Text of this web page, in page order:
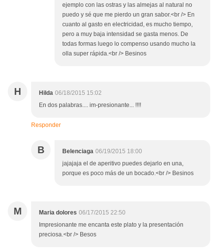
ejemplo con las ostras y las almejas al natural no
puedo y sé que me pierdo un gran sabor.<br /> En
cuanto al gasto en electricidad, es mucho tiempo,
pero a muy baja intensidad se gasta menos. De
todas formas luego lo compenso usando mucho la
olla super rápida.<br /> Besinos
H Hilda 06/18/2015 15:02
En dos palabras.... im-presionante... !!!!
Responder
B Belenciaga 06/19/2015 18:00
jajajaja el de aperitivo puedes dejarlo en una,
porque es poco más de un bocado.<br /> Besinos
M Maria dolores 06/17/2015 22:50
Impresionante me encanta este plato y la presentación
preciosa.<br /> Besos